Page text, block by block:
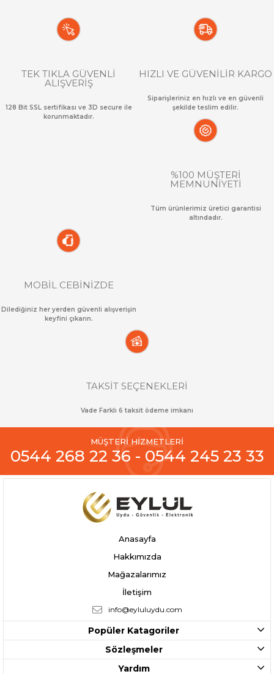
TEK TIKLA GÜVENLİ
ALIŞVERİŞ
128 Bit SSL sertifikası ve 3D secure ile
korunmaktadır.
HIZLI VE GÜVENİLİR KARGO
Siparişleriniz en hızlı ve en güvenli
şekilde teslim edilir.
%100 MÜŞTERİ
MEMNUNİYETİ
Tüm ürünlerimiz üretici garantisi
altındadır.
MOBİL CEBİNİZDE
Dilediğiniz her yerden güvenli alışverişin
keyfini çıkarın.
TAKSİT SEÇENEKLERİ
Vade Farklı 6 taksit ödeme imkanı
MÜŞTERİ HİZMETLERİ
0544 268 22 36 - 0544 245 23 33
Anasayfa
Hakkımızda
Mağazalarımız
İletişim
info@eyluluydu.com
Popüler Katagoriler
Sözleşmeler
Yardım